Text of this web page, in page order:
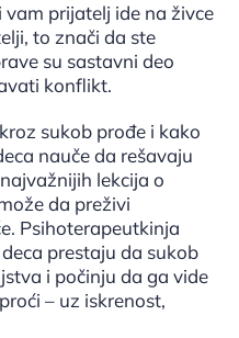
prijatelj ide na živce
to znači da ste
su sastavni deo
konflikt.
sukob prođe i kako
nauče da rešavaju
lekcija o
da preživi
Psihoterapeutkinja
prestaju da sukob
i počinju da ga vide
– uz iskrenost,